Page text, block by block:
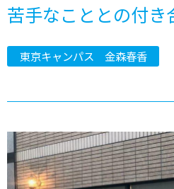
苦手なこととの付き
東京キャンパス 金森春香